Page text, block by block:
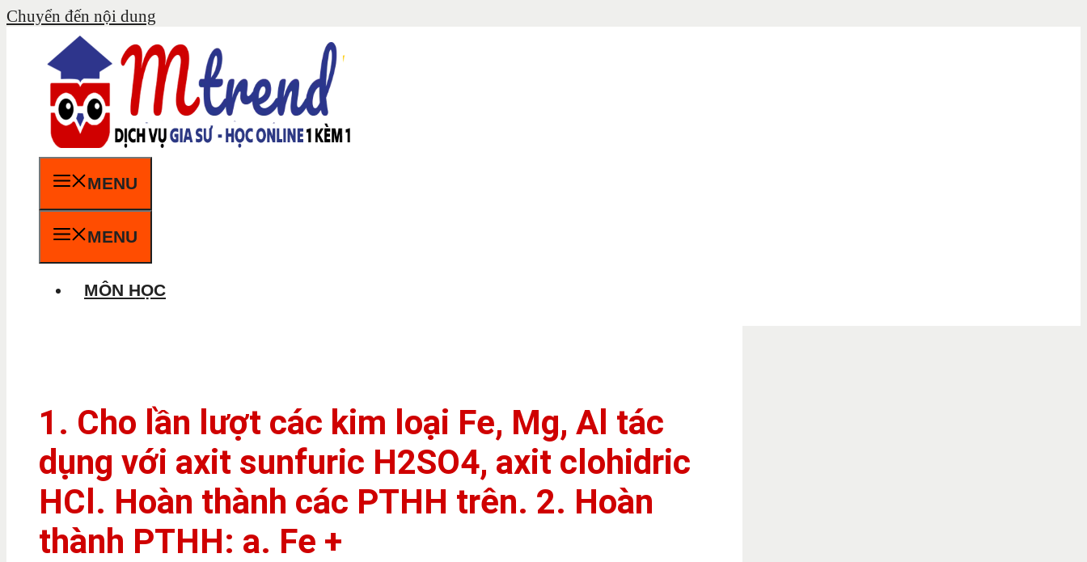
Chuyển đến nội dung
MENU
MENU
MÔN HỌC
1. Cho lần lượt các kim loại Fe, Mg, Al tác
dụng với axit sunfuric H2SO4, axit clohidric
HCl. Hoàn thành các PTHH trên. 2. Hoàn
thành PTHH: a. Fe +